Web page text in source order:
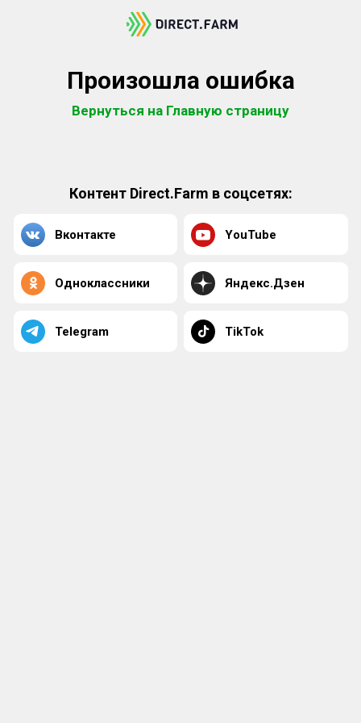
Произошла ошибка
Вернуться на Главную страницу
Контент Direct.Farm в соцсетях:
Вконтакте YouTube
Одноклассники Яндекс.Дзен
Telegram TikTok